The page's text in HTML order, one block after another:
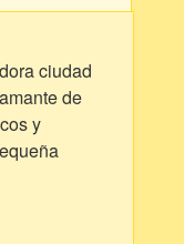
ciudad
de
y
en
temas